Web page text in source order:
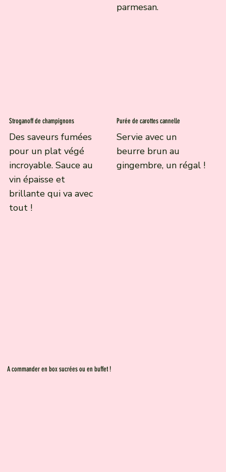
parmesan.
Stroganoff de champignons
Des saveurs fumées
pour un plat végé
incroyable. Sauce au
vin épaisse et
brillante qui va avec
tout !
Purée de carottes cannelle
Servie avec un
beurre brun au
gingembre, un régal !
A commander en box sucrées ou en buffet !